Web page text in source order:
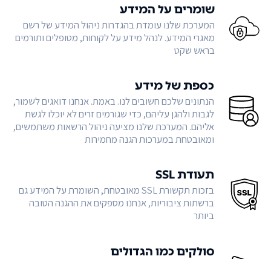
שומרים על המידע
המערכת שלנו עומדת בהגדרות ניהול המידע של רשם
מאגרי המידע. לנהל מידע על לקוחות, מטופלים ותורמים
בראש שקט
כספת של מידע
הנתונים שלכם חשובים לנו. באמת. אנחנו דואגים לשמור,
לגבות ולהגן עליהם, כדי שגורמים זרים לא יוכלו לגשת
אליהם. המערכת שלנו מציעה ניהול הרשאות משתמשים,
ומאובטחת במערכות הגנה מחמירות
תעודת SSL
בזכות תקשורת SSL מאובטחת, השומרת על המידע גם
ברשתות ציבוריות, אנחנו מספקים את ההגנה הטובה
ביותר
סולקים כמו הגדולים